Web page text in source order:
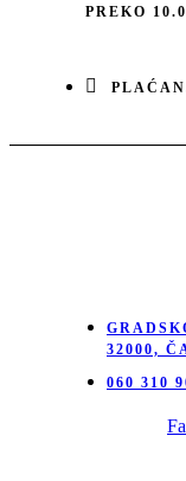
PREKO
32000,
060 310